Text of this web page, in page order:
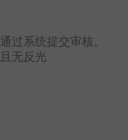
过系统提交审核。
无反光